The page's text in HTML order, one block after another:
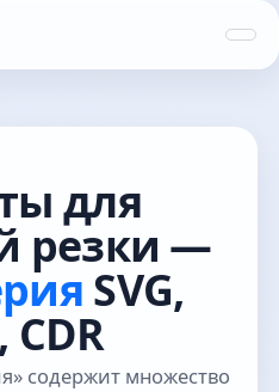
для
резки —
SVG,
CDR
содержит множество